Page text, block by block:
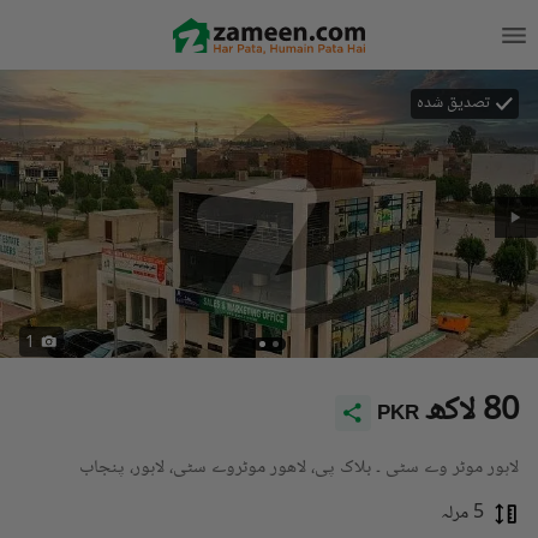
تصدیق شدہ
1
PKR 80 لاکھ
لاہور موٹر وے سٹی ۔ بلاک پی، لاھور موٹروے سٹی، لاہور، پنجاب
5 مرلہ